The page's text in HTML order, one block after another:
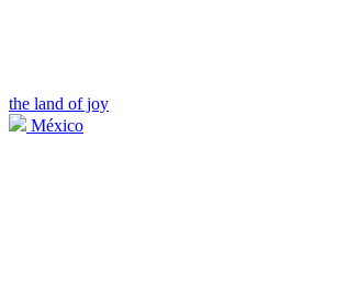
the land of joy
México